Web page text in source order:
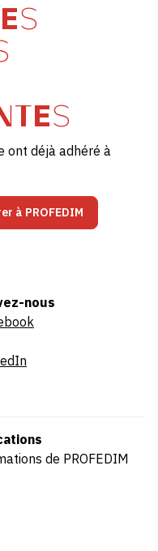
ont déjà adhéré à
à PROFEDIM
nous
de PROFEDIM